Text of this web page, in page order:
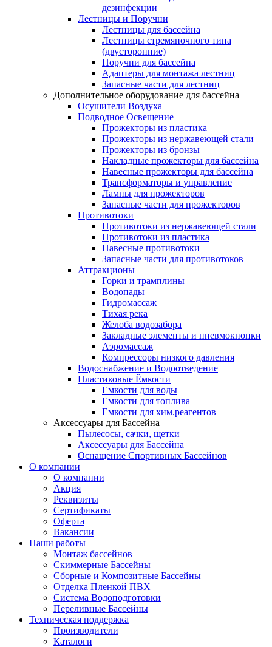
дезинфекции
Лестницы и Поручни
Лестницы для бассейна
Лестницы стремяночного типа
(двусторонние)
Поручни для бассейна
Адаптеры для монтажа лестниц
Запасные части для лестниц
Дополнительное оборудование для бассейна
Осушители Воздуха
Подводное Освещение
Прожекторы из пластика
Прожекторы из нержавеющей стали
Прожекторы из бронзы
Накладные прожекторы для бассейна
Навесные прожекторы для бассейна
Трансформаторы и управление
Лампы для прожекторов
Запасные части для прожекторов
Противотоки
Противотоки из нержавеющей стали
Противотоки из пластика
Навесные противотоки
Запасные части для противотоков
Аттракционы
Горки и трамплины
Водопады
Гидромассаж
Тихая река
Желоба водозабора
Закладные элементы и пневмокнопки
Аэромассаж
Компрессоры низкого давления
Водоснабжение и Водоотведение
Пластиковые Ёмкости
Емкости для воды
Емкости для топлива
Емкости для хим.реагентов
Аксессуары для Бассейна
Пылесосы, сачки, щетки
Аксессуары для Бассейна
Оснащение Спортивных Бассейнов
О компании
О компании
Акция
Реквизиты
Сертификаты
Оферта
Вакансии
Наши работы
Монтаж бассейнов
Скиммерные Бассейны
Сборные и Композитные Бассейны
Отделка Пленкой ПВХ
Система Водоподготовки
Переливные Бассейны
Техническая поддержка
Производители
Каталоги